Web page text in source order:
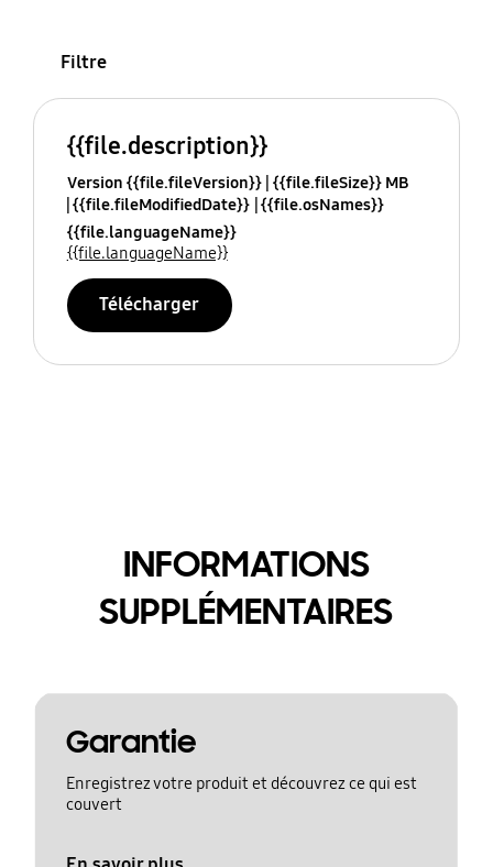
Filtre
{{file.description}}
Version {{file.fileVersion}} {{file.fileSize}} MB
{{file.fileModifiedDate}} {{file.osNames}}
{{file.languageName}}
{{file.languageName}}
Télécharger
INFORMATIONS
SUPPLÉMENTAIRES
Garantie
Enregistrez votre produit et découvrez ce qui est
couvert